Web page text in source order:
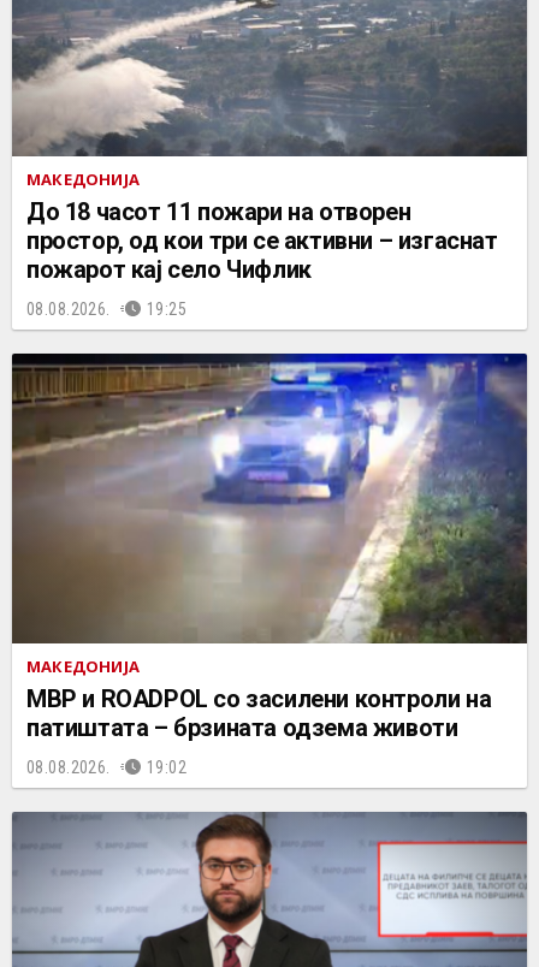
МАКЕДОНИЈА
До 18 часот 11 пожари на отворен
простор, од кои три се активни – изгаснат
пожарот кај село Чифлик
08.08.2026. 19:25
МАКЕДОНИЈА
МВР и ROADPOL со засилени контроли на
патиштата – брзината одзема животи
08.08.2026. 19:02